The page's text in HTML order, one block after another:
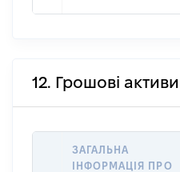
12. Грошові активи
ЗАГАЛЬНА
ІНФОРМАЦІЯ ПРО